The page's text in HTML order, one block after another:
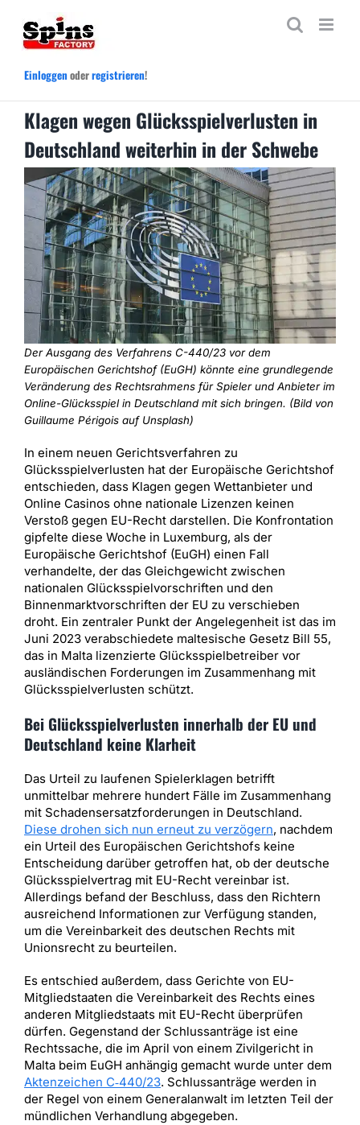
Inhalt
springen
Einloggenoderregistrieren!
Klagen wegen Glücksspielverlusten in
Deutschland weiterhin in der Schwebe
Der Ausgang des Verfahrens C-440/23 vor dem
Europäischen Gerichtshof (EuGH) könnte eine grundlegende
Veränderung des Rechtsrahmens für Spieler und Anbieter im
Online-Glücksspiel in Deutschland mit sich bringen. (Bild von
Guillaume Périgois auf Unsplash)
In einem neuen Gerichtsverfahren zu
Glücksspielverlusten hat der Europäische Gerichtshof
entschieden, dass Klagen gegen Wettanbieter und
Online Casinos ohne nationale Lizenzen keinen
Verstoß gegen EU-Recht darstellen. Die Konfrontation
gipfelte diese Woche in Luxemburg, als der
Europäische Gerichtshof (EuGH) einen Fall
verhandelte, der das Gleichgewicht zwischen
nationalen Glücksspielvorschriften und den
Binnenmarktvorschriften der EU zu verschieben
droht. Ein zentraler Punkt der Angelegenheit ist das im
Juni 2023 verabschiedete maltesische Gesetz Bill 55,
das in Malta lizenzierte Glücksspielbetreiber vor
ausländischen Forderungen im Zusammenhang mit
Glücksspielverlusten schützt.
Bei Glücksspielverlusten innerhalb der EU und
Deutschland keine Klarheit
Das Urteil zu laufenen Spielerklagen betrifft
unmittelbar mehrere hundert Fälle im Zusammenhang
mit Schadensersatzforderungen in Deutschland.
Diese drohen sich nun erneut zu verzögern, nachdem
ein Urteil des Europäischen Gerichtshofs keine
Entscheidung darüber getroffen hat, ob der deutsche
Glücksspielvertrag mit EU-Recht vereinbar ist.
Allerdings befand der Beschluss, dass den Richtern
ausreichend Informationen zur Verfügung standen,
um die Vereinbarkeit des deutschen Rechts mit
Unionsrecht zu beurteilen.
Es entschied außerdem, dass Gerichte von EU-
Mitgliedstaaten die Vereinbarkeit des Rechts eines
anderen Mitgliedstaats mit EU-Recht überprüfen
dürfen. Gegenstand der Schlussanträge ist eine
Rechtssache, die im April von einem Zivilgericht in
Malta beim EuGH anhängig gemacht wurde unter dem
Aktenzeichen C‑440/23. Schlussanträge werden in
der Regel von einem Generalanwalt im letzten Teil der
mündlichen Verhandlung abgegeben.